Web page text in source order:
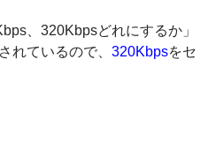
、320Kbpsどれにするか」
れているので、 320Kbpsをセ